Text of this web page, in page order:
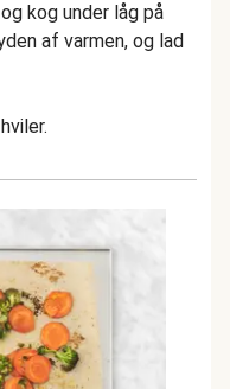
kog under låg på
af varmen, og lad